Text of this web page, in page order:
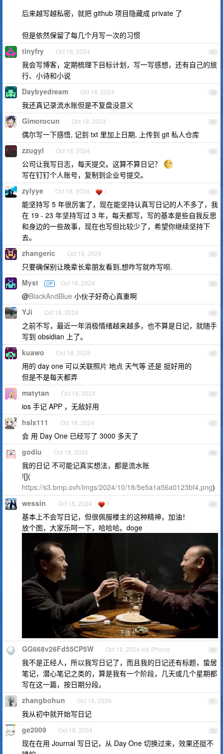
后来越写越私密，就把 github 项目隐藏成 private 了
但是依然保留了每几个月写一次的习惯
37
tinyfry Oct 18, 2024
我会写博客，定期梳理下目标计划，写一写感想，还有自己的旅
行、小诗和小说
38
Daybyedream Oct 18, 2024
我还真记录流水账但是不复盘没意义
39
Gimorocun Oct 18, 2024
偶尔写一下感悟, 记到 txt 里加上日期, 上传到 git 私人仓库
40
zzugyl Oct 18, 2024
公司让我写日志，每天提交。这算不算日记？
写在钉钉个人账号，复制到企业号提交。
41
zylyye Oct 18, 2024 1
能坚持写 5 年很厉害了，现在能坚持认真写日记的人不多了，我
在 19 - 23 年坚持写过 3 年，每天都写，写的基本是些自我反思
和身边的一些故事，现在也写但比较少了，希望你继续坚持下
去。
42
zhangeric Oct 18, 2024
只要确保别让晚辈长辈朋友看到,想咋写就咋写呗.
43
Myst OP Oct 18, 2024
@BlackAndBlue 小伙子好奇心真重啊
44
YJi Oct 18, 2024
之前不写，最近一年消极情绪越来越多，也不算是日记，就随手
写到 obsidian 上了。
45
kuawo Oct 18, 2024
用的 day one 可以关联照片 地点 天气等 还是 挺好用的
但是不是每天都弄
46
matytan Oct 18, 2024
ios 手记 APP ，无敌好用
47
hslx111 Oct 18, 2024
会 用 Day One 已经写了 3000 多天了
48
godiu Oct 18, 2024
我的日记 不可能记真实想法，都是流水账
![](
https://s3.bmp.ovh/imgs/2024/10/18/5e5a1a56a0123bf4.png)
49
wessin Oct 18, 2024 1
基本上不会写日记，但很佩服楼主的这种精神，加油！
放个图，大家乐呵一下，哈哈哈。doge
50
GG668v26Fd55CP5W Oct 18, 2024 via iPhone
我不是正经人，所以我写日记了，而且我的日记还有标题，蛰居
笔记，潜心笔记之类的，算是我有一个阶段，几天或几个星期都
写在这一篇，按日期分段。
51
zhangbohun Oct 18, 2024
我从初中就开始写日记
52
ge2009 Oct 18, 2024
现在在用 Journal 写日记，从 Day One 切换过来，效果还挺不